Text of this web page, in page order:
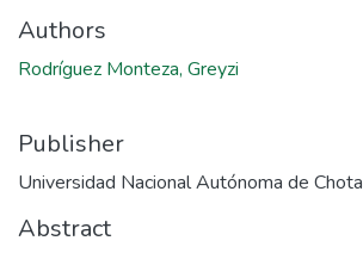
Authors
Rodríguez Monteza, Greyzi
Publisher
Universidad Nacional Autónoma de Chota
Abstract